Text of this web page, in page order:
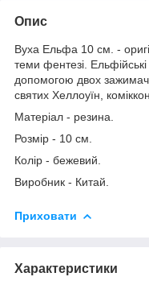
Опис
Вуха Ельфа 10 см. -
теми фентезі.
допомогою двох
святих Хеллоуїн,
Матеріал - резина.
Розмір - 10 см.
Колір - бежевий.
Виробник - Китай.
Приховати
Характеристики